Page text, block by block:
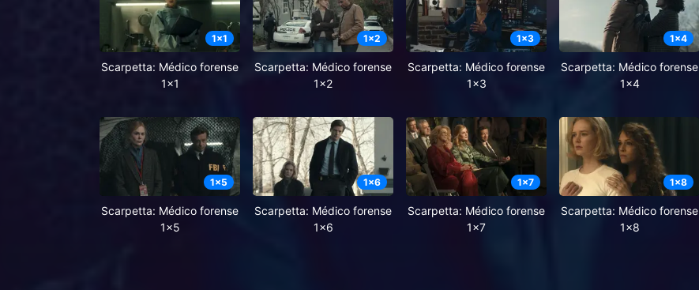
1x1
Scarpetta: Médico forense
1x1
1x2
Scarpetta: Médico forense
1x2
1x3
Scarpetta: Médico forense
1x3
1x4
Scarpetta: Médico forense
1x4
1x5
Scarpetta: Médico forense
1x5
1x6
Scarpetta: Médico forense
1x6
1x7
Scarpetta: Médico forense
1x7
1x8
Scarpetta: Médico forense
1x8